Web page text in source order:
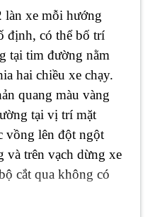
xe mỗi hướng
định, có thể bố trí
tại tim đường nằm
hai chiều xe chạy.
quang màu vàng
tại vị trí mặt
vồng lên đột ngột
và trên vạch dừng xe
cắt qua không có